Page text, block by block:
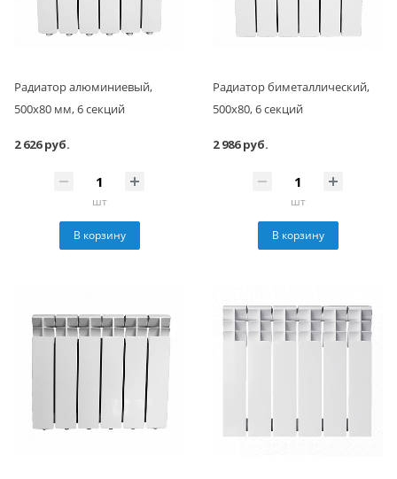
Радиатор алюминиевый,
500x80 мм, 6 секций
2 626 руб.
шт
В корзину
Радиатор биметаллический,
500x80, 6 секций
2 986 руб.
шт
В корзину